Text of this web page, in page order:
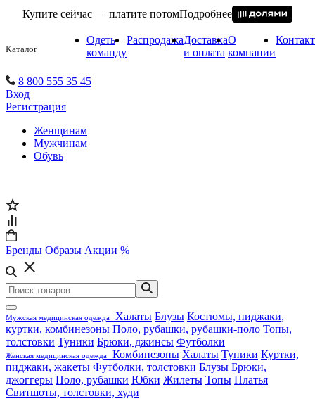
Купите сейчас — платите потомПодробнее
Каталог
Одеть
команду
РаспродажаДоставка
и оплата
О
компании
8 800 555 35 45
Вход
Регистрация
Женщинам
Мужчинам
Обувь
Бренды Образы Акции %
Мужская медицинская одежда Халаты Блузы Костюмы, пиджаки,
куртки, комбинезоны Поло, рубашки, рубашки-поло Топы,
толстовки Туники Брюки, джинсы Футболки
Женская медицинская одежда Комбинезоны Халаты Туники Куртки,
пиджаки, жакеты Футболки, толстовки Блузы Брюки,
джоггеры Поло, рубашки Юбки Жилеты Топы Платья
Свитшоты, толстовки, худи